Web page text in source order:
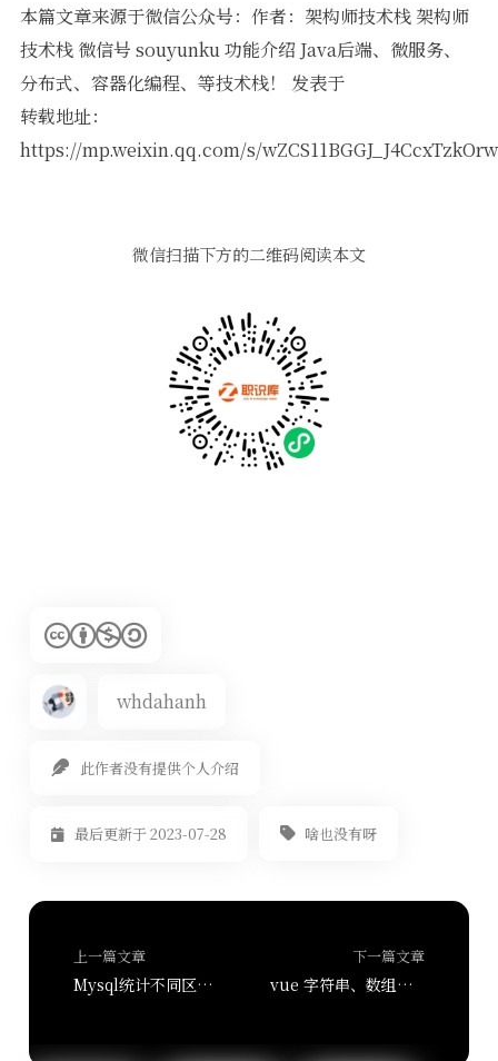
本篇文章来源于微信公众号：作者：架构师技术栈 架构师
技术栈 微信号 souyunku 功能介绍 Java后端、微服务、
分布式、容器化编程、等技术栈！ 发表于
转载地址：
https://mp.weixin.qq.com/s/wZCS11BGGJ_J4CcxTzkOrw
微信扫描下方的二维码阅读本文
whdahanh
此作者没有提供个人介绍
最后更新于 2023-07-28 啥也没有呀
上一篇文章
Mysql统计不同区间的数据Sum和Count
下一篇文章
vue 字符串、数组之间的相互转换